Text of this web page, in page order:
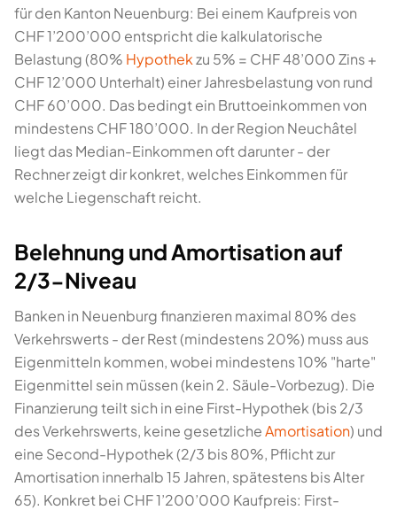
für den Kanton Neuenburg: Bei einem Kaufpreis von
CHF 1’200’000 entspricht die kalkulatorische
Belastung (80% Hypothekzu 5% = CHF 48’000 Zins +
CHF 12’000 Unterhalt) einer Jahresbelastung von rund
CHF 60’000. Das bedingt ein Bruttoeinkommen von
mindestens CHF 180’000. In der Region Neuchâtel
liegt das Median-Einkommen oft darunter - der
Rechner zeigt dir konkret, welches Einkommen für
welche Liegenschaft reicht.
Belehnung und Amortisation auf
2/3-Niveau
Banken in Neuenburg finanzieren maximal 80% des
Verkehrswerts - der Rest (mindestens 20%) muss aus
Eigenmitteln kommen, wobei mindestens 10% "harte"
Eigenmittel sein müssen (kein 2. Säule-Vorbezug). Die
Finanzierung teilt sich in eine First-Hypothek (bis 2/3
des Verkehrswerts, keine gesetzlicheAmortisation) und
eine Second-Hypothek (2/3 bis 80%, Pflicht zur
Amortisation innerhalb 15 Jahren, spätestens bis Alter
65). Konkret bei CHF 1’200’000 Kaufpreis: First-